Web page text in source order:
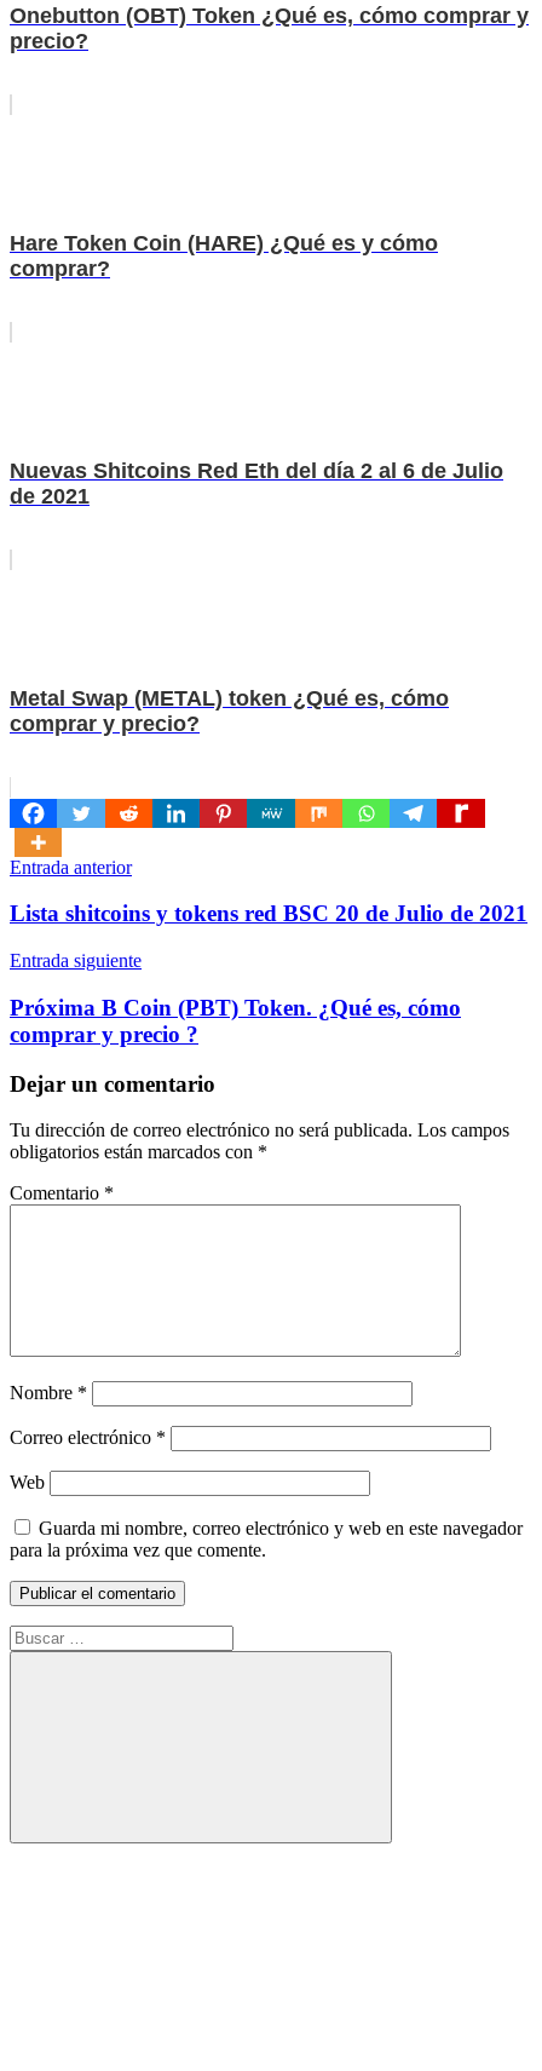
Onebutton (OBT) Token ¿Qué es, cómo comprar y
precio?
Hare Token Coin (HARE) ¿Qué es y cómo
comprar?
Nuevas Shitcoins Red Eth del día 2 al 6 de Julio
de 2021
Metal Swap (METAL) token ¿Qué es, cómo
comprar y precio?
Navegación
de
Entrada anterior
Lista shitcoins y tokens red BSC 20 de Julio de 2021
Entrada siguiente
Próxima B Coin (PBT) Token. ¿Qué es, cómo
comprar y precio ?
Dejar un comentario
Tu dirección de correo electrónico no será publicada. Los campos
obligatorios están marcados con *
Comentario *
Nombre *
Correo electrónico *
Web
Guarda mi nombre, correo electrónico y web en este navegador
para la próxima vez que comente.
Buscar:
Buscar